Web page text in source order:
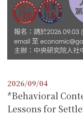
2026/09/04
*Behavioral
Lessons for